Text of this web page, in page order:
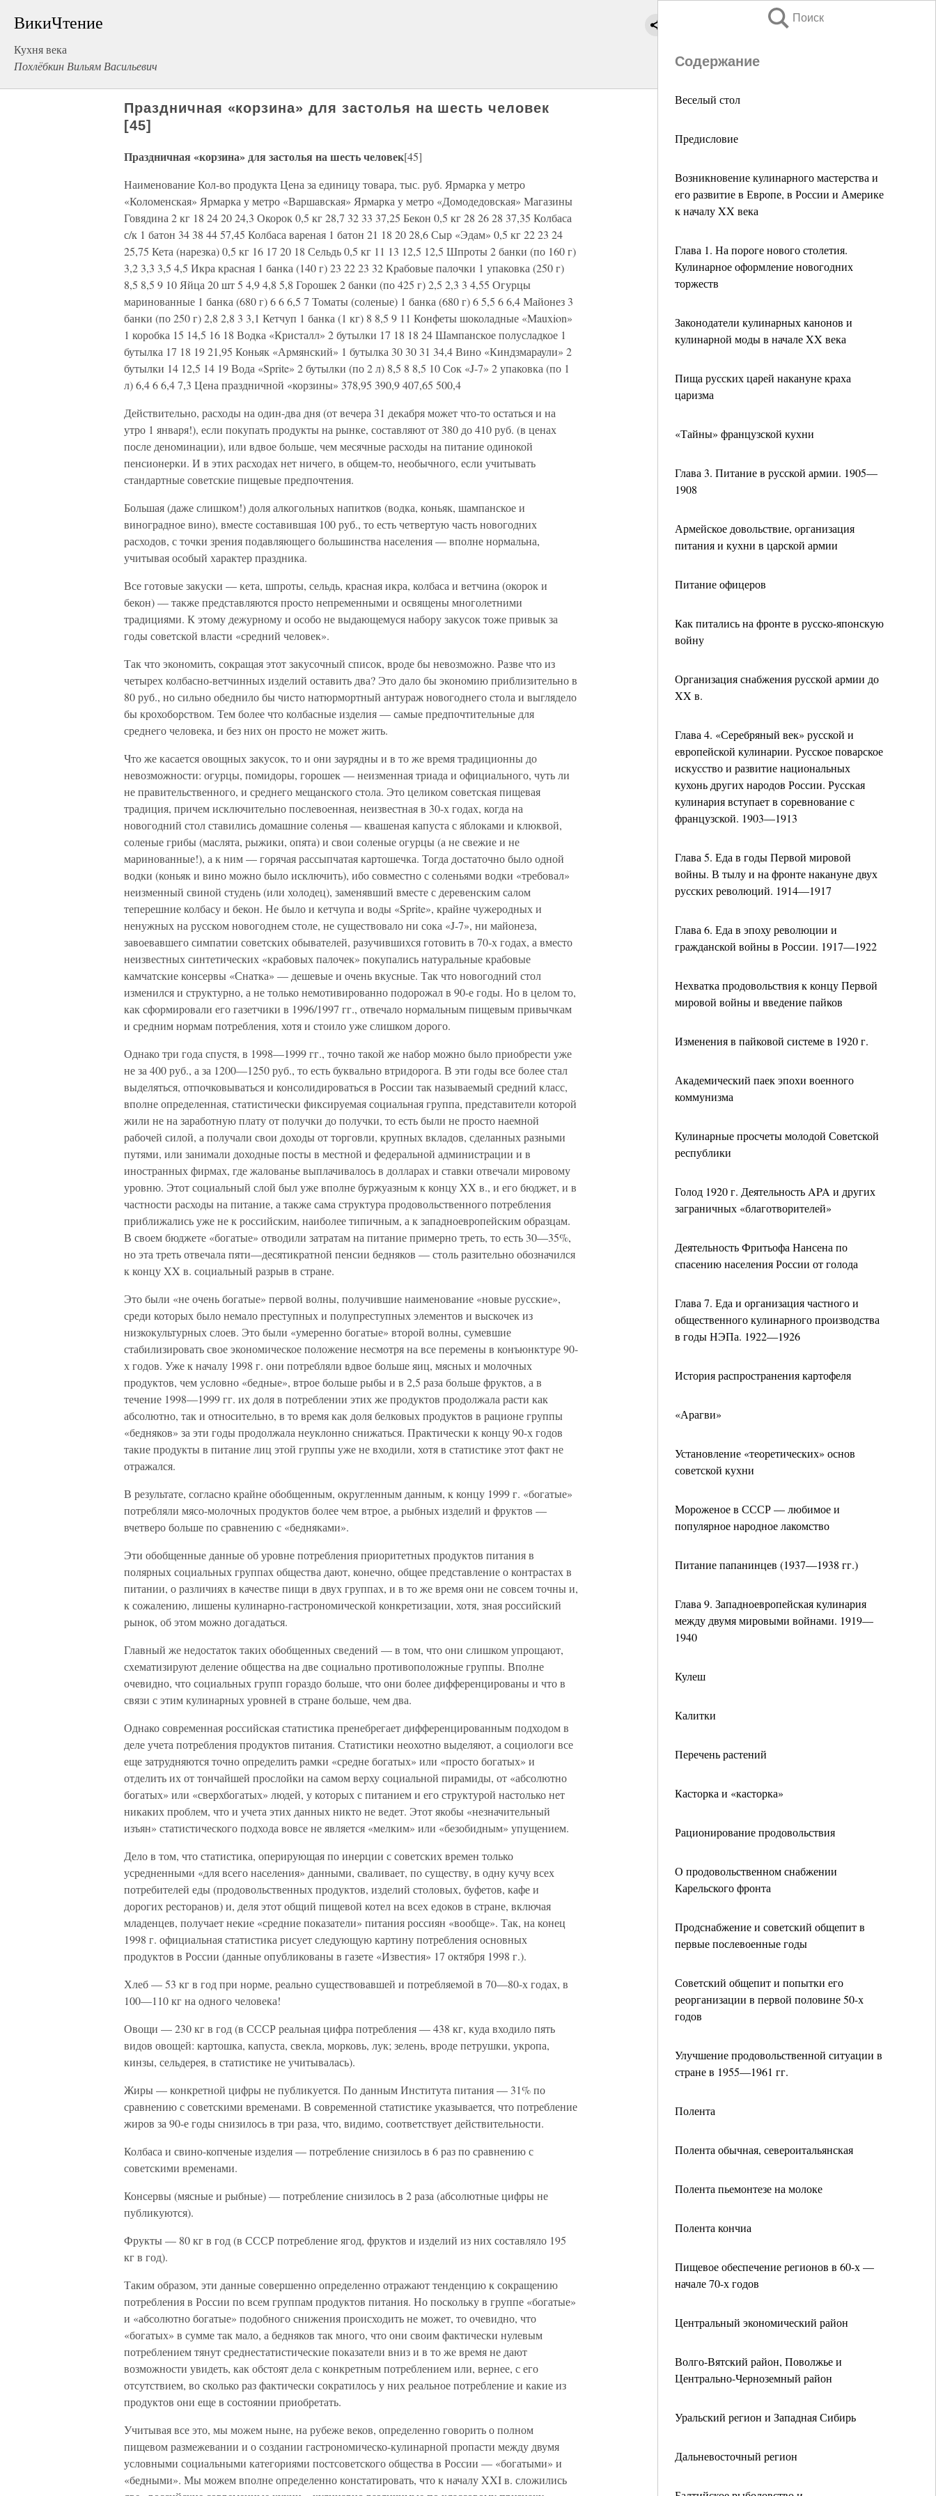
ВикиЧтение
Кухня века
Похлёбкин Вильям Васильевич
Поиск
Содержание
Веселый стол
Предисловие
Возникновение кулинарного мастерства и
его развитие в Европе, в России и Америке
к началу XX века
Глава 1. На пороге нового столетия.
Кулинарное оформление новогодних
торжеств
Законодатели кулинарных канонов и
кулинарной моды в начале XX века
Пища русских царей накануне краха
царизма
«Тайны» французской кухни
Глава 3. Питание в русской армии. 1905—
1908
Армейское довольствие, организация
питания и кухни в царской армии
Питание офицеров
Как питались на фронте в русско-японскую
войну
Организация снабжения русской армии до
XX в.
Глава 4. «Серебряный век» русской и
европейской кулинарии. Русское поварское
искусство и развитие национальных
кухонь других народов России. Русская
кулинария вступает в соревнование с
французской. 1903—1913
Глава 5. Еда в годы Первой мировой
войны. В тылу и на фронте накануне двух
русских революций. 1914—1917
Глава 6. Еда в эпоху революции и
гражданской войны в России. 1917—1922
Нехватка продовольствия к концу Первой
мировой войны и введение пайков
Изменения в пайковой системе в 1920 г.
Академический паек эпохи военного
коммунизма
Кулинарные просчеты молодой Советской
республики
Голод 1920 г. Деятельность APA и других
заграничных «благотворителей»
Деятельность Фритьофа Нансена по
спасению населения России от голода
Глава 7. Еда и организация частного и
общественного кулинарного производства
в годы НЭПа. 1922—1926
История распространения картофеля
«Арагви»
Установление «теоретических» основ
советской кухни
Мороженое в СССР — любимое и
популярное народное лакомство
Питание папанинцев (1937—1938 гг.)
Глава 9. Западноевропейская кулинария
между двумя мировыми войнами. 1919—
1940
Кулеш
Калитки
Перечень растений
Касторка и «касторка»
Рационирование продовольствия
О продовольственном снабжении
Карельского фронта
Продснабжение и советский общепит в
первые послевоенные годы
Советский общепит и попытки его
реорганизации в первой половине 50-х
годов
Улучшение продовольственной ситуации в
стране в 1955—1961 гг.
Полента
Полента обычная, североитальянская
Полента пьемонтезе на молоке
Полента кончиа
Пищевое обеспечение регионов в 60-х —
начале 70-х годов
Центральный экономический район
Волго-Вятский район, Поволжье и
Центрально-Черноземный район
Уральский регион и Западная Сибирь
Дальневосточный регион
Праздничная «корзина» для застолья на шесть человек
[45]
Праздничная «корзина» для застолья на шесть человек[45]
Наименование Кол-во продукта Цена за единицу товара, тыс. руб. Ярмарка у метро
«Коломенская» Ярмарка у метро «Варшавская» Ярмарка у метро «Домодедовская» Магазины
Говядина 2 кг 18 24 20 24,3 Окорок 0,5 кг 28,7 32 33 37,25 Бекон 0,5 кг 28 26 28 37,35 Колбаса
с/к 1 батон 34 38 44 57,45 Колбаса вареная 1 батон 21 18 20 28,6 Сыр «Эдам» 0,5 кг 22 23 24
25,75 Кета (нарезка) 0,5 кг 16 17 20 18 Сельдь 0,5 кг 11 13 12,5 12,5 Шпроты 2 банки (по 160 г)
3,2 3,3 3,5 4,5 Икра красная 1 банка (140 г) 23 22 23 32 Крабовые палочки 1 упаковка (250 г)
8,5 8,5 9 10 Яйца 20 шт 5 4,9 4,8 5,8 Горошек 2 банки (по 425 г) 2,5 2,3 3 4,55 Огурцы
маринованные 1 банка (680 г) 6 6 6,5 7 Томаты (соленые) 1 банка (680 г) 6 5,5 6 6,4 Майонез 3
банки (по 250 г) 2,8 2,8 3 3,1 Кетчуп 1 банка (1 кг) 8 8,5 9 11 Конфеты шоколадные «Mauxion»
1 коробка 15 14,5 16 18 Водка «Кристалл» 2 бутылки 17 18 18 24 Шампанское полусладкое 1
бутылка 17 18 19 21,95 Коньяк «Армянский» 1 бутылка 30 30 31 34,4 Вино «Киндзмараули» 2
бутылки 14 12,5 14 19 Вода «Sprite» 2 бутылки (по 2 л) 8,5 8 8,5 10 Сок «J-7» 2 упаковка (по 1
л) 6,4 6 6,4 7,3 Цена праздничной «корзины» 378,95 390,9 407,65 500,4
Действительно, расходы на один-два дня (от вечера 31 декабря может что-то остаться и на
утро 1 января!), если покупать продукты на рынке, составляют от 380 до 410 руб. (в ценах
после деноминации), или вдвое больше, чем месячные расходы на питание одинокой
пенсионерки. И в этих расходах нет ничего, в общем-то, необычного, если учитывать
стандартные советские пищевые предпочтения.
Большая (даже слишком!) доля алкогольных напитков (водка, коньяк, шампанское и
виноградное вино), вместе составившая 100 руб., то есть четвертую часть новогодних
расходов, с точки зрения подавляющего большинства населения — вполне нормальна,
учитывая особый характер праздника.
Все готовые закуски — кета, шпроты, сельдь, красная икра, колбаса и ветчина (окорок и
бекон) — также представляются просто непременными и освящены многолетними
традициями. К этому дежурному и особо не выдающемуся набору закусок тоже привык за
годы советской власти «средний человек».
Так что экономить, сокращая этот закусочный список, вроде бы невозможно. Разве что из
четырех колбасно-ветчинных изделий оставить два? Это дало бы экономию приблизительно в
80 руб., но сильно обеднило бы чисто натюрмортный антураж новогоднего стола и выглядело
бы крохоборством. Тем более что колбасные изделия — самые предпочтительные для
среднего человека, и без них он просто не может жить.
Что же касается овощных закусок, то и они заурядны и в то же время традиционны до
невозможности: огурцы, помидоры, горошек — неизменная триада и официального, чуть ли
не правительственного, и среднего мещанского стола. Это целиком советская пищевая
традиция, причем исключительно послевоенная, неизвестная в 30-х годах, когда на
новогодний стол ставились домашние соленья — квашеная капуста с яблоками и клюквой,
соленые грибы (маслята, рыжики, опята) и свои соленые огурцы (а не свежие и не
маринованные!), а к ним — горячая рассыпчатая картошечка. Тогда достаточно было одной
водки (коньяк и вино можно было исключить), ибо совместно с соленьями водки «требовал»
неизменный свиной студень (или холодец), заменявший вместе с деревенским салом
теперешние колбасу и бекон. Не было и кетчупа и воды «Sprite», крайне чужеродных и
ненужных на русском новогоднем столе, не существовало ни сока «J-7», ни майонеза,
завоевавшего симпатии советских обывателей, разучившихся готовить в 70-х годах, а вместо
неизвестных синтетических «крабовых палочек» покупались натуральные крабовые
камчатские консервы «Снатка» — дешевые и очень вкусные. Так что новогодний стол
изменился и структурно, а не только немотивированно подорожал в 90-е годы. Но в целом то,
как сформировали его газетчики в 1996/1997 гг., отвечало нормальным пищевым привычкам
и средним нормам потребления, хотя и стоило уже слишком дорого.
Однако три года спустя, в 1998—1999 гг., точно такой же набор можно было приобрести уже
не за 400 руб., а за 1200—1250 руб., то есть буквально втридорога. В эти годы все более стал
выделяться, отпочковываться и консолидироваться в России так называемый средний класс,
вполне определенная, статистически фиксируемая социальная группа, представители которой
жили не на заработную плату от получки до получки, то есть были не просто наемной
рабочей силой, а получали свои доходы от торговли, крупных вкладов, сделанных разными
путями, или занимали доходные посты в местной и федеральной администрации и в
иностранных фирмах, где жалованье выплачивалось в долларах и ставки отвечали мировому
уровню. Этот социальный слой был уже вполне буржуазным к концу XX в., и его бюджет, и в
частности расходы на питание, а также сама структура продовольственного потребления
приближались уже не к российским, наиболее типичным, а к западноевропейским образцам.
В своем бюджете «богатые» отводили затратам на питание примерно треть, то есть 30—35%,
но эта треть отвечала пяти—десятикратной пенсии бедняков — столь разительно обозначился
к концу XX в. социальный разрыв в стране.
Это были «не очень богатые» первой волны, получившие наименование «новые русские»,
среди которых было немало преступных и полупреступных элементов и выскочек из
низкокультурных слоев. Это были «умеренно богатые» второй волны, сумевшие
стабилизировать свое экономическое положение несмотря на все перемены в конъюнктуре 90-
х годов. Уже к началу 1998 г. они потребляли вдвое больше яиц, мясных и молочных
продуктов, чем условно «бедные», втрое больше рыбы и в 2,5 раза больше фруктов, а в
течение 1998—1999 гг. их доля в потреблении этих же продуктов продолжала расти как
абсолютно, так и относительно, в то время как доля белковых продуктов в рационе группы
«бедняков» за эти годы продолжала неуклонно снижаться. Практически к концу 90-х годов
такие продукты в питание лиц этой группы уже не входили, хотя в статистике этот факт не
отражался.
В результате, согласно крайне обобщенным, округленным данным, к концу 1999 г. «богатые»
потребляли мясо-молочных продуктов более чем втрое, а рыбных изделий и фруктов —
вчетверо больше по сравнению с «бедняками».
Эти обобщенные данные об уровне потребления приоритетных продуктов питания в
полярных социальных группах общества дают, конечно, общее представление о контрастах в
питании, о различиях в качестве пищи в двух группах, и в то же время они не совсем точны и,
к сожалению, лишены кулинарно-гастрономической конкретизации, хотя, зная российский
рынок, об этом можно догадаться.
Главный же недостаток таких обобщенных сведений — в том, что они слишком упрощают,
схематизируют деление общества на две социально противоположные группы. Вполне
очевидно, что социальных групп гораздо больше, что они более дифференцированы и что в
связи с этим кулинарных уровней в стране больше, чем два.
Однако современная российская статистика пренебрегает дифференцированным подходом в
деле учета потребления продуктов питания. Статистики неохотно выделяют, а социологи все
еще затрудняются точно определить рамки «средне богатых» или «просто богатых» и
отделить их от тончайшей прослойки на самом верху социальной пирамиды, от «абсолютно
богатых» или «сверхбогатых» людей, у которых с питанием и его структурой настолько нет
никаких проблем, что и учета этих данных никто не ведет. Этот якобы «незначительный
изъян» статистического подхода вовсе не является «мелким» или «безобидным» упущением.
Дело в том, что статистика, оперирующая по инерции с советских времен только
усредненными «для всего населения» данными, сваливает, по существу, в одну кучу всех
потребителей еды (продовольственных продуктов, изделий столовых, буфетов, кафе и
дорогих ресторанов) и, деля этот общий пищевой котел на всех едоков в стране, включая
младенцев, получает некие «средние показатели» питания россиян «вообще». Так, на конец
1998 г. официальная статистика рисует следующую картину потребления основных
продуктов в России (данные опубликованы в газете «Известия» 17 октября 1998 г.).
Хлеб — 53 кг в год при норме, реально существовавшей и потребляемой в 70—80-х годах, в
100—110 кг на одного человека!
Овощи — 230 кг в год (в СССР реальная цифра потребления — 438 кг, куда входило пять
видов овощей: картошка, капуста, свекла, морковь, лук; зелень, вроде петрушки, укропа,
кинзы, сельдерея, в статистике не учитывалась).
Жиры — конкретной цифры не публикуется. По данным Института питания — 31% по
сравнению с советскими временами. В современной статистике указывается, что потребление
жиров за 90-е годы снизилось в три раза, что, видимо, соответствует действительности.
Колбаса и свино-копченые изделия — потребление снизилось в 6 раз по сравнению с
советскими временами.
Консервы (мясные и рыбные) — потребление снизилось в 2 раза (абсолютные цифры не
публикуются).
Фрукты — 80 кг в год (в СССР потребление ягод, фруктов и изделий из них составляло 195
кг в год).
Таким образом, эти данные совершенно определенно отражают тенденцию к сокращению
потребления в России по всем группам продуктов питания. Но поскольку в группе «богатые»
и «абсолютно богатые» подобного снижения происходить не может, то очевидно, что
«богатых» в сумме так мало, а бедняков так много, что они своим фактически нулевым
потреблением тянут среднестатистические показатели вниз и в то же время не дают
возможности увидеть, как обстоят дела с конкретным потреблением или, вернее, с его
отсутствием, во сколько раз фактически сократилось у них реальное потребление и какие из
продуктов они еще в состоянии приобретать.
Учитывая все это, мы можем ныне, на рубеже веков, определенно говорить о полном
пищевом размежевании и о создании гастрономическо-кулинарной пропасти между двумя
условными социальными категориями постсоветского общества в России — «богатыми» и
«бедными». Мы можем вполне определенно констатировать, что к началу XXI в. сложились